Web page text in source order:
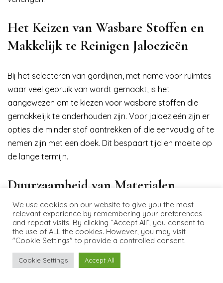
Het Keizen van Wasbare Stoffen en
Makkelijk te Reinigen Jaloezieën
Bij het selecteren van gordijnen, met name voor ruimtes
waar veel gebruik van wordt gemaakt, is het
aangewezen om te kiezen voor wasbare stoffen die
gemakkelijk te onderhouden zijn. Voor jaloezieën zijn er
opties die minder stof aantrekken of die eenvoudig af te
nemen zijn met een doek. Dit bespaart tijd en moeite op
de lange termijn.
Duurzaamheid van Materialen
De duurzaamheid van de gekozen materialen is een
belangrijke overweging, zeker bij grote raampartijen die
dagelijks worden gebruikt. Kwalitatieve constructie en
weerbestendige materialen garanderen dat de
raambekleding lang meegaat en zijn functie blijft
We use cookies on our website to give you the most
relevant experience by remembering your preferences
and repeat visits. By clicking “Accept All”, you consent to
the use of ALL the cookies. However, you may visit
"Cookie Settings" to provide a controlled consent.
Cookie Settings Accept All